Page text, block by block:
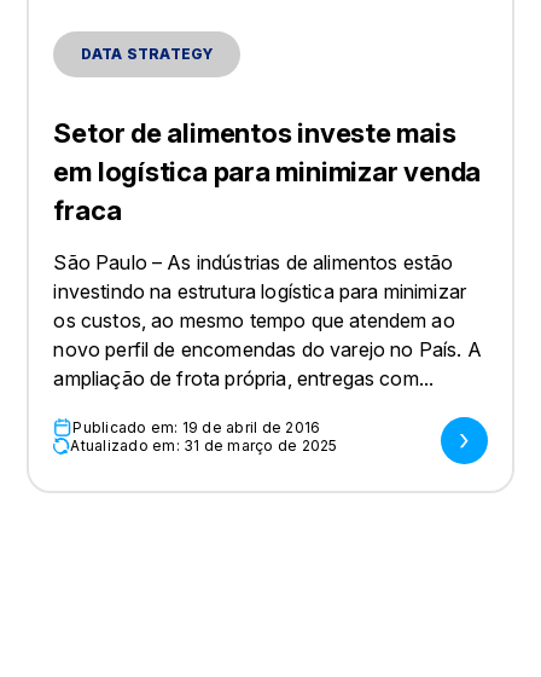
DATA STRATEGY
Setor de alimentos investe mais
em logística para minimizar venda
fraca
São Paulo – As indústrias de alimentos estão
investindo na estrutura logística para minimizar
os custos, ao mesmo tempo que atendem ao
novo perfil de encomendas do varejo no País. A
ampliação de frota própria, entregas com...
Publicado em: 19 de abril de 2016
Atualizado em: 31 de março de 2025